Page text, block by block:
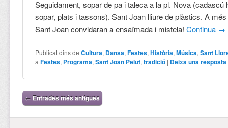
Seguidament, sopar de pa i taleca a la pl. Nova (cadascú
sopar, plats i tassons). Sant Joan lliure de plàstics. A
Sant Joan convidaran a ensaïmada i mistela!Continua →
Publicat dins de Cultura, Dansa,Festes,Història,Música,Sant
a Festes, Programa,Sant Joan Pelut,tradició | Deixa una resposta
Navegació per les entrades
← Entrades més antigues